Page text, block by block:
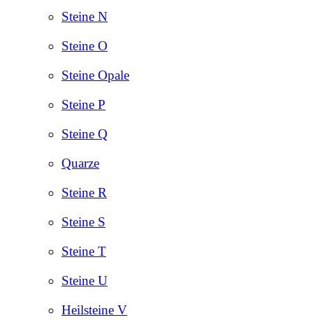
Steine N
Steine O
Steine Opale
Steine P
Steine Q
Quarze
Steine R
Steine S
Steine T
Steine U
Heilsteine V